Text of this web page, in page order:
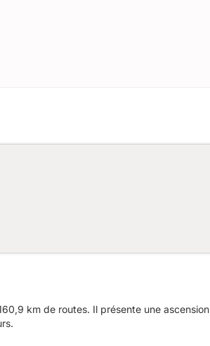
km de routes. Il présente une ascension